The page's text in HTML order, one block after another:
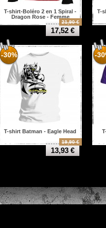
T-shirt-Boléro 2 en 1 Spiral -
Dragon Rose - Femme
21,90 €
17,52 €
T-
-30%
T-shirt Batman - Eagle Head
19,90 €
13,93 €
-